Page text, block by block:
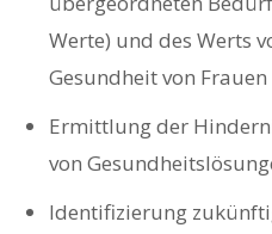
Werte) und des Werts
Gesundheit von Frauen
Ermittlung der
von
Identifizierung